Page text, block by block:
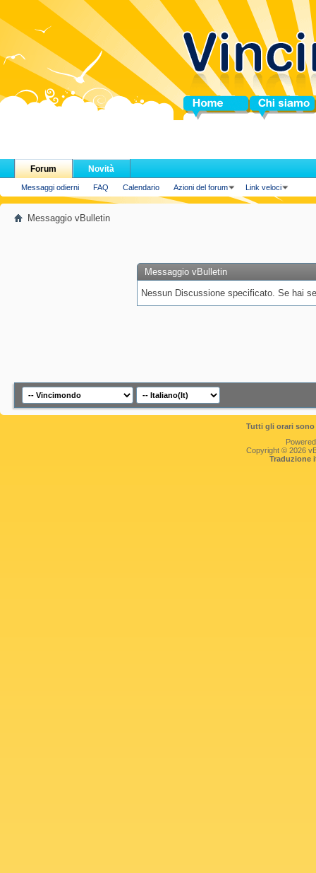
Home Chi siamo
Forum
Messaggi odierni FAQ Calendario Azioni del forum Link veloci
Novità
Messaggio vBulletin
Messaggio vBulletin
Nessun Discussione specificato. Se hai
Tutti gli orari
Copyright © 2026
Traduzione